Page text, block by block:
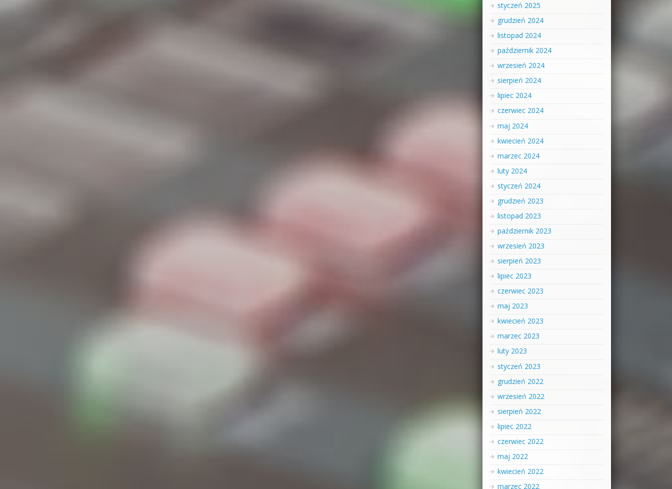
styczeń 2025
grudzień 2024
listopad 2024
październik 2024
wrzesień 2024
sierpień 2024
lipiec 2024
czerwiec 2024
maj 2024
kwiecień 2024
marzec 2024
luty 2024
styczeń 2024
grudzień 2023
listopad 2023
październik 2023
wrzesień 2023
sierpień 2023
lipiec 2023
czerwiec 2023
maj 2023
kwiecień 2023
marzec 2023
luty 2023
styczeń 2023
grudzień 2022
wrzesień 2022
sierpień 2022
lipiec 2022
czerwiec 2022
maj 2022
kwiecień 2022
marzec 2022